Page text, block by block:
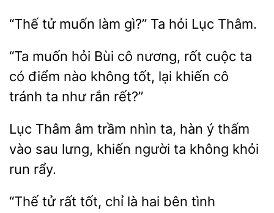
tử muốn làm gì?” hỏi Lục
“Ta muốn hỏi Bùi
nương, rốt cuộc ta
điểm nào không tốt, lại khiến cô
tránh ta như
rết?”
Thâm âm trầm nhìn ta, hàn ý
vào sau lưng, khiến
ta không khỏi
run rẩy.
“Thế tử rất tốt, chỉ
hai bên